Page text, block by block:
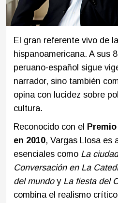
El gran referente vivo de
hispanoamericana. A sus
peruano-español sigue
narrador, sino también
opina con lucidez sobre
cultura.
Reconocido con el
en 2010, Vargas Llosa es
esenciales como La
Conversación en La
del mundoy La fiesta del
combina el realismo